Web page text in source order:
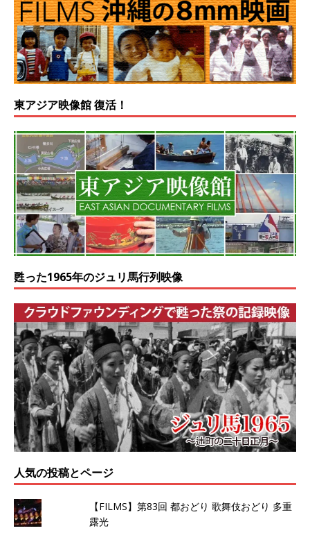
東アジア映像館 復活！
甦った1965年のジュリ馬行列映像
人気の投稿とページ
【FILMS】第83回 都おどり 歌舞伎おどり 多重
露光